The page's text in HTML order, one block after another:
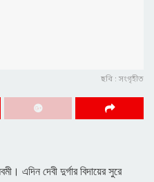
ছবি : সংগৃহীত
এদিন দেবী দুর্গার বিদায়ের সুরে